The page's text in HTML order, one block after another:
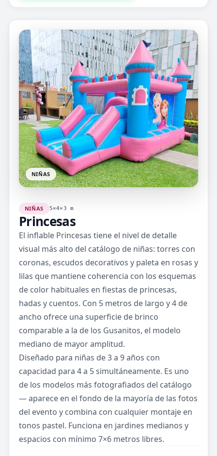
NIÑAS 5×4×3 m
Princesas
El inflable Princesas tiene el nivel de detalle
visual más alto del catálogo de niñas: torres con
coronas, escudos decorativos y paleta en rosas y
lilas que mantiene coherencia con los esquemas
de color habituales en fiestas de princesas,
hadas y cuentos. Con 5 metros de largo y 4 de
ancho ofrece una superficie de brinco
comparable a la de los Gusanitos, el modelo
mediano de mayor amplitud.
Diseñado para niñas de 3 a 9 años con
capacidad para 4 a 5 simultáneamente. Es uno
de los modelos más fotografiados del catálogo
— aparece en el fondo de la mayoría de las fotos
del evento y combina con cualquier montaje en
tonos pastel. Funciona en jardines medianos y
espacios con mínimo 7×6 metros libres.
NIÑAS